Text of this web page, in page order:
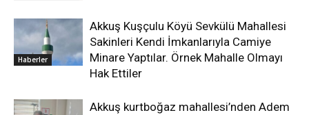
Haberler
Akkuş Kuşçulu Köyü Sevkülü Mahallesi
Sakinleri Kendi İmkanlarıyla Camiye
Minare Yaptılar. Örnek Mahalle Olmayı
Hak Ettiler
Akkuş kurtboğaz mahallesi’nden Adem